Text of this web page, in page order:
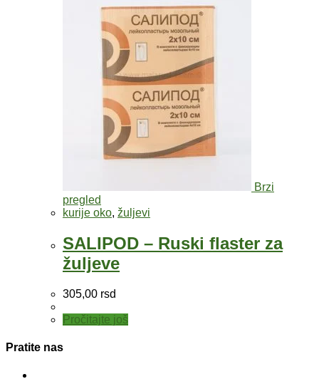
Brzi
pregled
kurije oko, žuljevi
SALIPOD – Ruski flaster za
žuljeve
305,00 rsd
Pročitajte još
Pratite nas